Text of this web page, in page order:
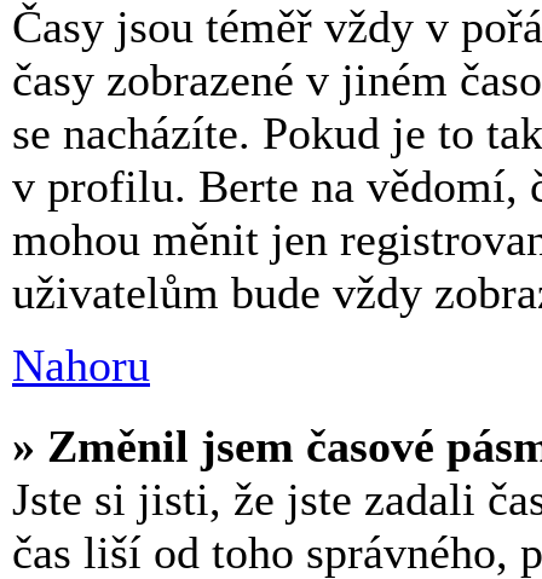
Časy jsou téměř vždy v
časy zobrazené v jiném
se nacházíte. Pokud je to
v profilu. Berte na vědomí,
mohou měnit jen
uživatelům bude vždy
Nahoru
» Změnil jsem časové
Jste si jisti, že jste zadali
čas liší od toho správného,